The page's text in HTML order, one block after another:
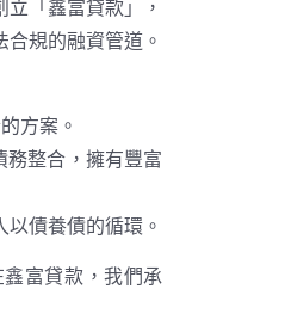
「鑫富貸款」，
規的融資管道。
方案。
整合，擁有豐富
債養債的循環。
富貸款，我們承